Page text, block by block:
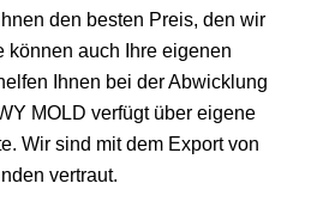
den besten Preis, den wir
können auch Ihre eigenen
Ihnen bei der Abwicklung
MOLD verfügt über eigene
Wir sind mit dem Export von
vertraut.